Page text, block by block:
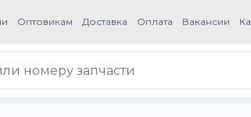
Оптовикам Доставка Оплата Вакансии